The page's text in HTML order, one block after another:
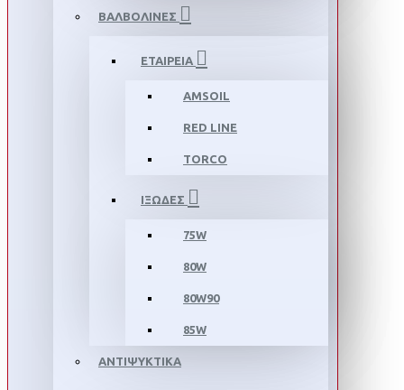
ΒΑΛΒΟΛΙΝΕΣ
ΕΤΑΙΡΕΙΑ
AMSOIL
RED LINE
TORCO
ΙΞΩΔΕΣ
75W
80W
80W90
85W
ΑΝΤΙΨΥΚΤΙΚΑ